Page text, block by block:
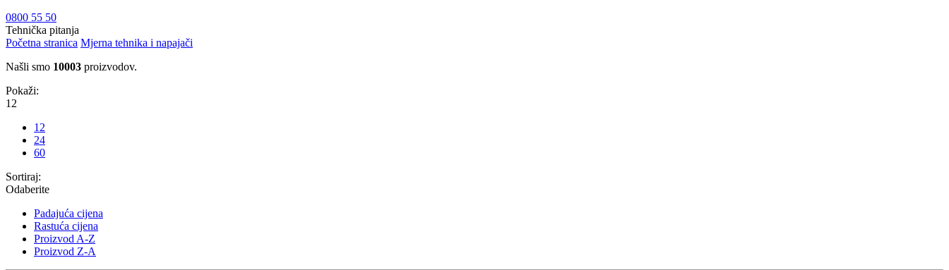
0800 55 50
Tehnička pitanja
Početna stranica Mjerna tehnika i napajači
Našli smo 10003 proizvodov.
Pokaži:
12
12
24
60
Sortiraj:
Odaberite
Padajuća cijena
Rastuća cijena
Proizvod A-Z
Proizvod Z-A